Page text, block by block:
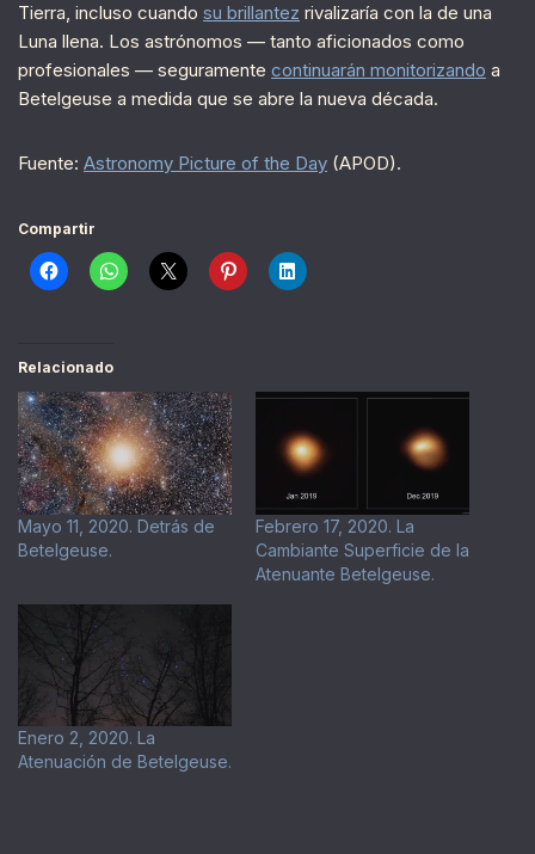
Tierra, incluso cuando su brillantez rivalizaría con la de una
Luna llena. Los astrónomos — tanto aficionados como
profesionales — seguramente continuarán monitorizando a
Betelgeuse a medida que se abre la nueva década.
Fuente: Astronomy Picture of the Day (APOD).
Compartir
Relacionado
Mayo 11, 2020. Detrás de
Betelgeuse.
Febrero 17, 2020. La
Cambiante Superficie de la
Atenuante Betelgeuse.
Enero 2, 2020. La
Atenuación de Betelgeuse.